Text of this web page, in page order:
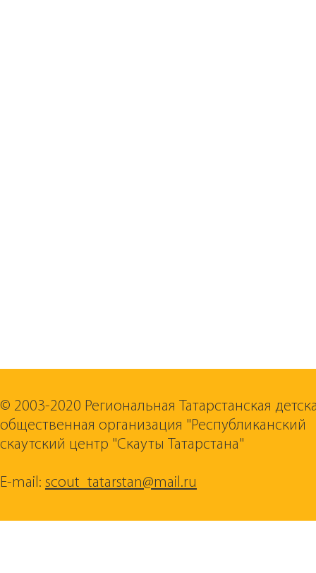
© 2003-2020 Региональная Татарстанская
общественная организация "Республиканский
скаутский центр "Скауты Татарстана"
E-mail: scout_tatarstan@mail.ru